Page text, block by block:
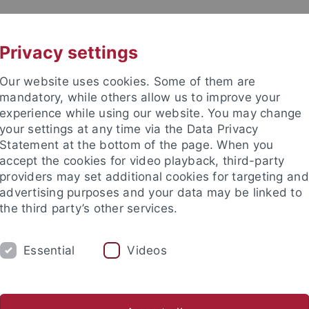
Rechtsgrundlagen
Über uns Ausbildung
Privacy settings
Our website uses cookies. Some of them are
mandatory, while others allow us to improve your
experience while using our website. You may change
your settings at any time via the Data Privacy
Statement at the bottom of the page. When you
accept the cookies for video playback, third-party
providers may set additional cookies for targeting and
advertising purposes and your data may be linked to
the third party’s other services.
Essential Videos